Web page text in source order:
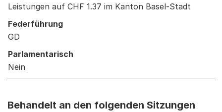
Leistungen auf CHF 1.37 im Kanton Basel-Stadt
Federführung
GD
Parlamentarisch
Nein
Behandelt an den folgenden Sitzungen